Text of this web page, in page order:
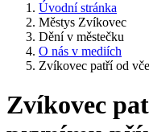
Úvodní stránka
Městys Zvíkovec
Dění v městečku
O nás v mediích
Zvíkovec patří od
Zvíkovec